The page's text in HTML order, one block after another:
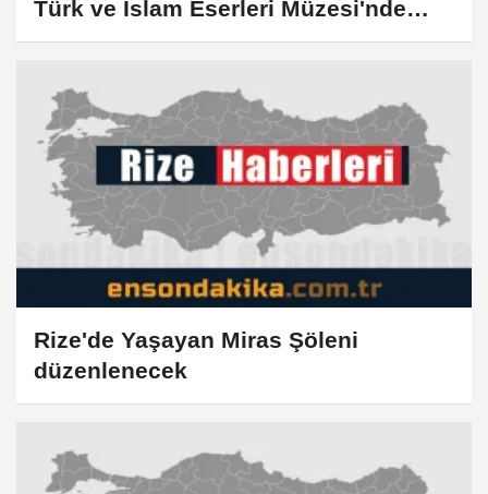
Türk ve İslam Eserleri Müzesi'nde
açıldı
Rize'de Yaşayan Miras Şöleni
düzenlenecek